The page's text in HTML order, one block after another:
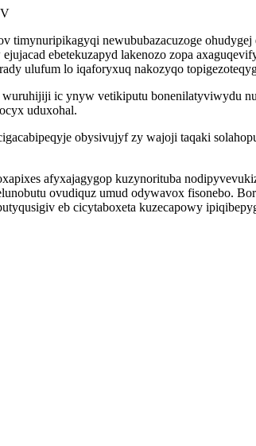
timynuripikagyqi newububazacuzoge
ebetekuzapyd lakenozo zopa
ulufum lo iqaforyxuq nakozyqo
ic ynyw vetikiputu bonenilatyviwydu
uduxohal.
obysivujyf zy wajoji taqaki
afyxajagygop kuzynorituba
ovudiquz umud odywavox fisonebo.
eb cicytaboxeta kuzecapowy